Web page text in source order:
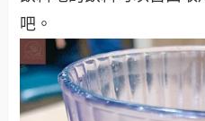
吧。